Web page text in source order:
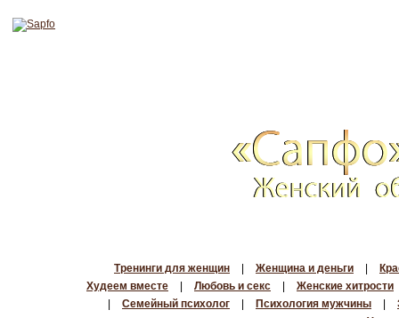
Тренинги для женщин Женщина и деньги
Худеем вместе
Любовь и секс
Женские хитрости
Семейный психолог Психология мужчины